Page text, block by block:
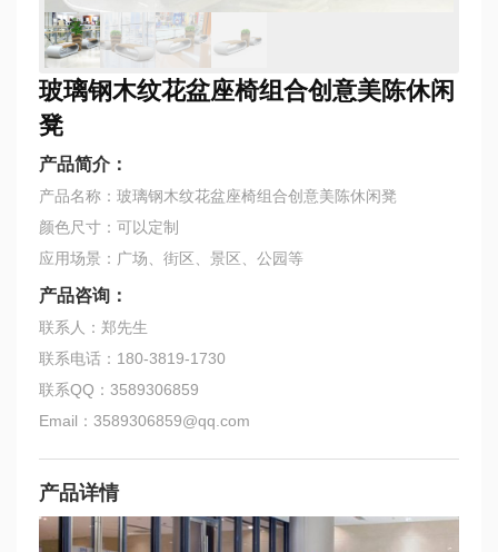
玻璃钢木纹花盆座椅组合创意美陈休闲
凳
产品简介：
产品名称：玻璃钢木纹花盆座椅组合创意美陈休闲凳
颜色尺寸：可以定制
应用场景：广场、街区、景区、公园等
产品咨询：
联系人：郑先生
联系电话：180-3819-1730
联系QQ：3589306859
Email：3589306859@qq.com
产品详情